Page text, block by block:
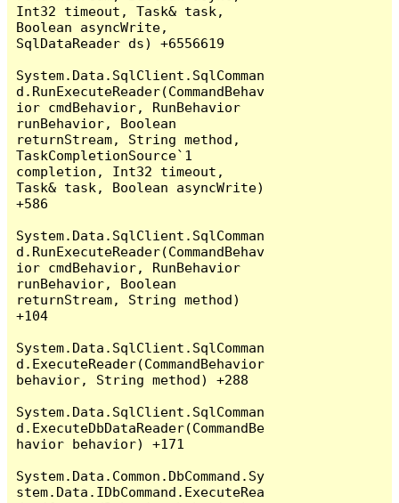
Int32 timeout, Task& task,
Boolean asyncWrite,
SqlDataReader ds) +6556619
System.Data.SqlClient.SqlComman
d.RunExecuteReader(CommandBehav
ior cmdBehavior, RunBehavior
runBehavior, Boolean
returnStream, String method,
TaskCompletionSource`1
completion, Int32 timeout,
Task& task, Boolean asyncWrite)
+586
System.Data.SqlClient.SqlComman
d.RunExecuteReader(CommandBehav
ior cmdBehavior, RunBehavior
runBehavior, Boolean
returnStream, String method)
+104
System.Data.SqlClient.SqlComman
d.ExecuteReader(CommandBehavior
behavior, String method) +288
System.Data.SqlClient.SqlComman
d.ExecuteDbDataReader(CommandBe
havior behavior) +171
System.Data.Common.DbCommand.Sy
stem.Data.IDbCommand.ExecuteRea